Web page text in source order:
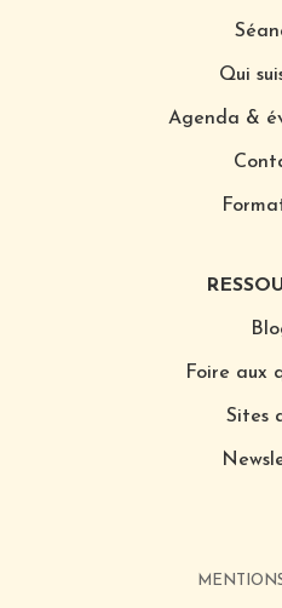
Qui
Agenda &
Foire aux
Sites